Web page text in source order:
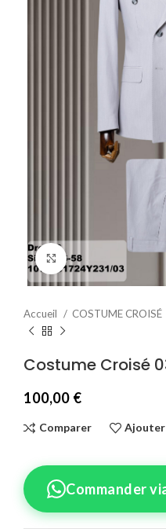
Agrandir
Accueil COSTUME CROISÉ
Costume Croisé
100,00 €
Comparer Ajouter
Commander